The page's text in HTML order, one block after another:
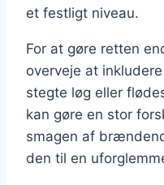
et festligt niveau.
For at gøre retten
overveje at
stegte løg eller
kan gøre en stor
smagen af
den til en